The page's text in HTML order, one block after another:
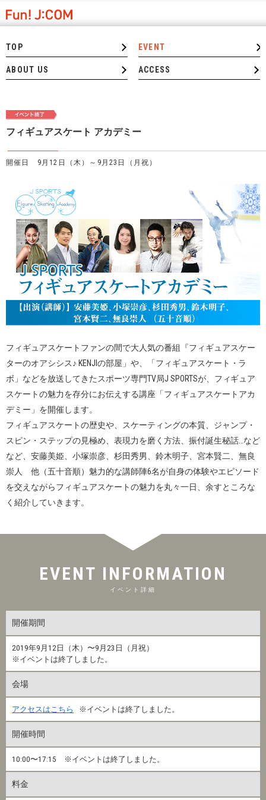
TOP EVENT
ABOUT US ACCESS
フィギュアスケート アカデミー
開催日 9月12日（木）～9月23日（月祝）
フィギュアスケートファンの間で大人気の番組『フィギュアスケー
ターのオアシシス♪ KENJIの部屋」や、「フィギュアスケート・ラ
ボ」などを放送してきたスポーツ専門TV局J SPORTSが、フィギュア
スケートの魅力を存分にお伝えする講座「フィギュアスケートアカ
デミー」を開催します。
フィギュアスケートの歴史や、スケーティングの本質、ジャンプ・
スピン・ステップの見極め、表現力を磨く方法、振付誕生秘話…など
など、安藤美姫、小塚崇彦、杉田秀男、鈴木明子、宮本賢二、無良
崇人 他（五十音順）魅力的な講師陣6名が自身の体験やエピソード
を交えながらフィギュアスケートの魅力を丸々一日、余すところな
く紹介していきます。
EVENT INFORMATION
イベント詳細
開催期間
2019年9月12日（木）〜9月23日（月祝）
※イベントは終了しました。
会場
アクセスはこちら ※イベントは終了しました。
開催時間
10:00〜17:15 ※イベントは終了しました。
料金